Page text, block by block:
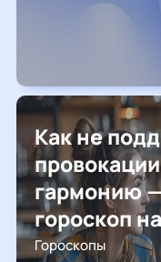
Как не
гармонию
гороскоп
Гороскопы